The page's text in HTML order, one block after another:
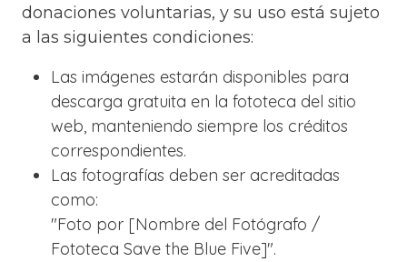
donaciones voluntarias, y su uso está sujeto
a las siguientes condiciones:
Las imágenes estarán disponibles para
descarga gratuita en la fototeca del sitio
web, manteniendo siempre los créditos
correspondientes.
Las fotografías deben ser acreditadas
como:
"Foto por [Nombre del Fotógrafo /
Fototeca Save the Blue Five]".